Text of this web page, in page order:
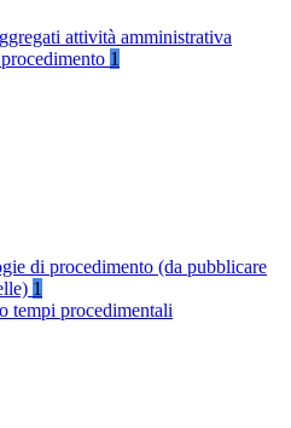
attività amministrativa
1
di procedimento (da pubblicare
1
tempi procedimentali